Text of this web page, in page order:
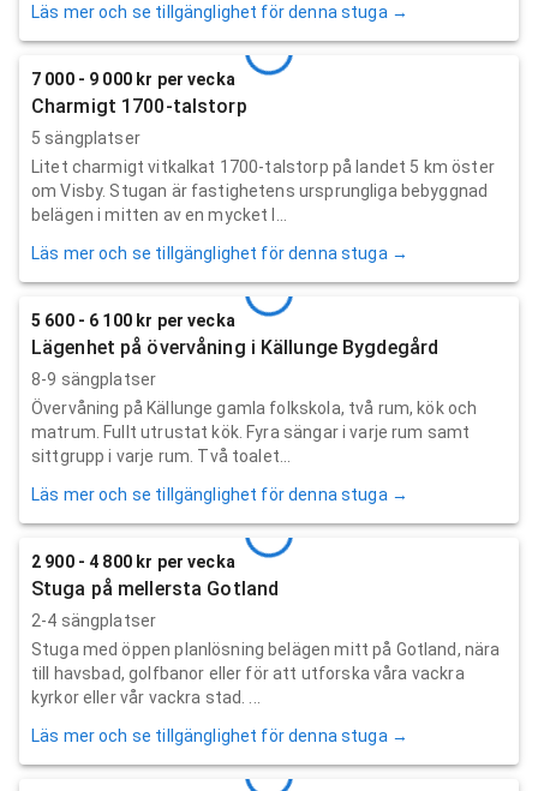
Läs mer och se tillgänglighet för denna stuga →
7 000 - 9 000 kr per vecka
Charmigt 1700-talstorp
5 sängplatser
Litet charmigt vitkalkat 1700-talstorp på landet 5 km öster
om Visby. Stugan är fastighetens ursprungliga bebyggnad
belägen i mitten av en mycket l...
Läs mer och se tillgänglighet för denna stuga →
5 600 - 6 100 kr per vecka
Lägenhet på övervåning i Källunge Bygdegård
8-9 sängplatser
Övervåning på Källunge gamla folkskola, två rum, kök och
matrum. Fullt utrustat kök. Fyra sängar i varje rum samt
sittgrupp i varje rum. Två toalet...
Läs mer och se tillgänglighet för denna stuga →
2 900 - 4 800 kr per vecka
Stuga på mellersta Gotland
2-4 sängplatser
Stuga med öppen planlösning belägen mitt på Gotland, nära
till havsbad, golfbanor eller för att utforska våra vackra
kyrkor eller vår vackra stad. ...
Läs mer och se tillgänglighet för denna stuga →